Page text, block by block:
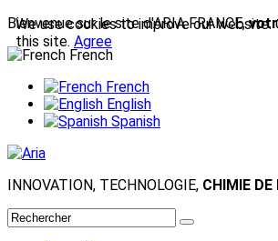
Bienvenue sur le site d'ARIA FRANCE,
French
French
English
Spanish
INNOVATION, TECHNOLOGIE, CHIMIE
We use cookies to improve our
this site. Agree